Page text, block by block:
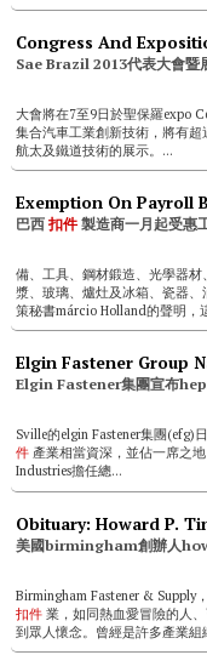
Sae Brazil 2013代表大會暨
大會將在7至9日於聖保羅expo
集合汽車工業創新技術，將有
航太及鐵道技術的展示。...
巴西扣件製造商一月起受惠
備、工具、鋼材鍛造、光學器
漿、玻璃、爐灶及冰箱、瓷器、
策秘書márcio Holland的聲明，
Elgin Fastener集團宣布
Sville的elgin Fastener集團(efg)
件 產業相當資深，並佔一席之
Industries擔任總...
Obituary: Howard P.
美國birmingham創辦人
Birmingham Fastener & Supply
扣件業，如同熱血愛冒險的人
到眾人懷念。曾經是許多產業